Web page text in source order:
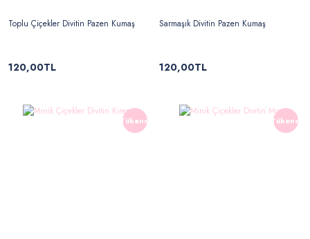
Toplu Çiçekler Divitin Pazen Kumaş
120,00TL
Sarmaşık Divitin Pazen Kumaş
120,00TL
Tükendi Tükendi